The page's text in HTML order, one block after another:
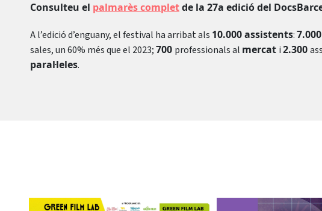
Consulteu el palmarès completde la 27a edició del
A l’edició d’enguany, el festival ha arribat als 10.000 assistents:
sales, un 60% més que el 2023;700 professionals al mercat i2.300
paral·leles.